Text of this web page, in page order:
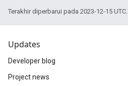
Terakhir diperbarui pada 2023-12-15 UTC.
Updates
Developer blog
Project news